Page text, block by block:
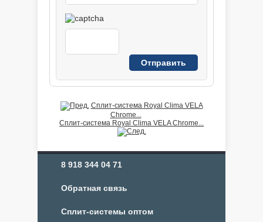
Сплит-система Royal Clima VELA
Chrome...
Сплит-система Royal Clima VELA Chrome...
8 918 344 04 71
Обратная связь
Сплит-системы оптом